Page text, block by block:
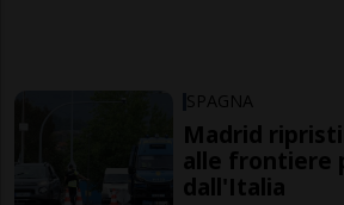
SPAGNA
Madrid
alle frontiere
dall'Italia